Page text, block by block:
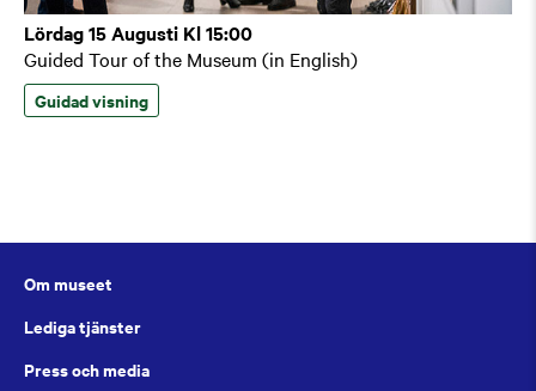
Lördag 15 Augusti Kl 15:00
Guided Tour of the Museum (in English)
Guidad visning
Om museet
Lediga tjänster
Press och media